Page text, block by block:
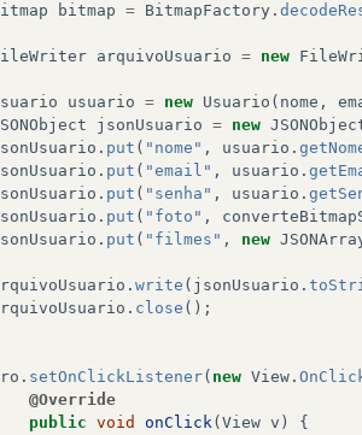
bitmap = BitmapFactory .
arquivoUsuario = new
usuario = new Usuario ( nome ,
jsonUsuario = new
. put ( "nome" , usuario .
. put ( "email" , usuario .
. put ( "senha" , usuario .
. put ( "foto" ,
. put ( "filmes" , new
. write ( jsonUsuario .
. close ();
. setOnClickListener( new View .
@Override
public void onClick( View v )
{